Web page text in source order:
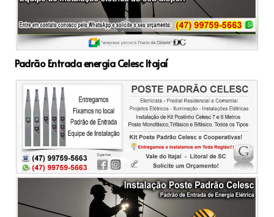
Padrão Entrada energia Celesc Itajaí